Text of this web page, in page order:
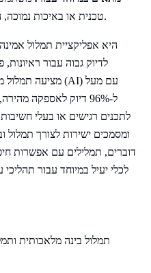
טכנית או באיכות נמוכה, הזקוקים לדיוק תמלול ברמה אנושית.
לדיוק גבוה עבור
לתכנים רגישים או בעלי
דוברים, תמלילים עם אפשרות
תמלול בינה מלאכותית